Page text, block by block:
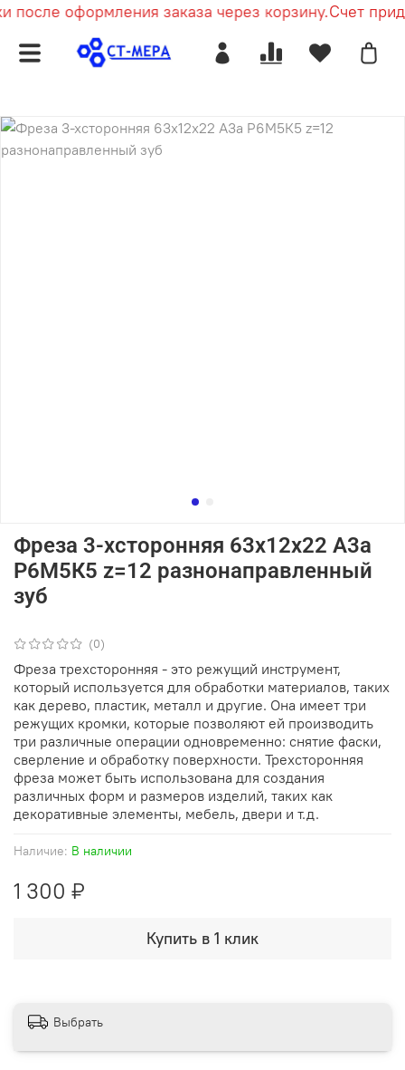
после оформления заказа через корзину.Счет
(0)
Наличие: В наличии
Фреза 3-хсторонняя 63х12х22 А3а
Р6М5К5 z=12 разнонаправленный
зуб
1 300 ₽
Купить в 1 клик
Фреза трехсторонняя - это режущий инструмент,
который используется для обработки материалов, таких
как дерево, пластик, металл и другие. Она имеет три
режущих кромки, которые позволяют ей производить
три различные операции одновременно: снятие фаски,
сверление и обработку поверхности. Трехсторонняя
фреза может быть использована для создания
различных форм и размеров изделий, таких как
декоративные элементы, мебель, двери и т.д.
Выбрать